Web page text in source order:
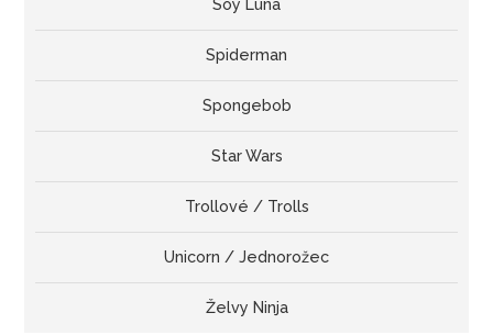
Soy Luna
Spiderman
Spongebob
Star Wars
Trollové / Trolls
Unicorn / Jednorožec
Želvy Ninja